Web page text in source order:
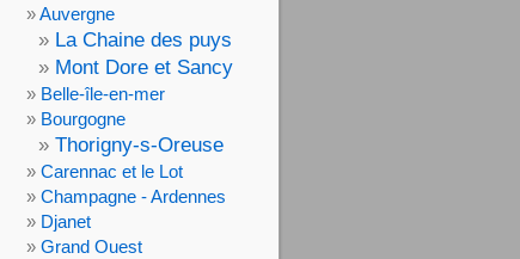
Auvergne
La Chaine des puys
Mont Dore et Sancy
Belle-île-en-mer
Bourgogne
Thorigny-s-Oreuse
Carennac et le Lot
Champagne - Ardennes
Djanet
Grand Ouest